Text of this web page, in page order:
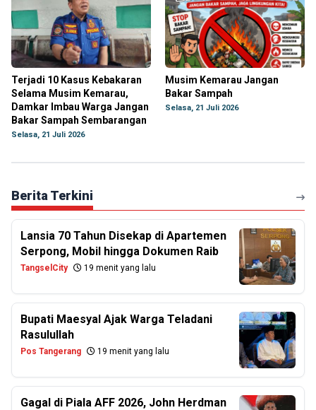
Terjadi 10 Kasus Kebakaran
Selama Musim Kemarau,
Damkar Imbau Warga Jangan
Bakar Sampah Sembarangan
Selasa, 21 Juli 2026
Musim Kemarau Jangan
Bakar Sampah
Selasa, 21 Juli 2026
Berita Terkini
Lansia 70 Tahun Disekap di Apartemen
Serpong, Mobil hingga Dokumen Raib
TangselCity 19 menit yang lalu
Bupati Maesyal Ajak Warga Teladani
Rasulullah
Pos Tangerang 19 menit yang lalu
Gagal di Piala AFF 2026, John Herdman